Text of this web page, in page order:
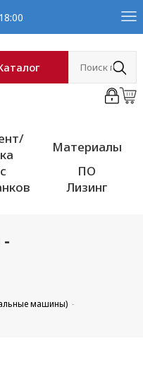
Материалы
ПО
Лизинг
машины)